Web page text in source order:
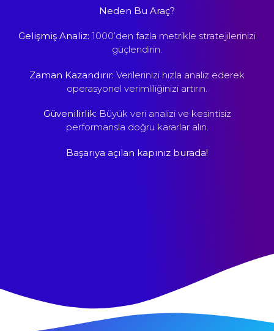
Neden Bu Araç?
Gelişmiş Analiz: 1000’den fazla metrikle stratejilerinizi
güçlendirin.
Zaman Kazandırır: Verilerinizi hızla analiz ederek
operasyonel verimliliğinizi artırın.
Güvenilirlik: Büyük veri analizi ve kesintisiz
performansla doğru kararlar alın.
Başarıya açılan kapınız burada!